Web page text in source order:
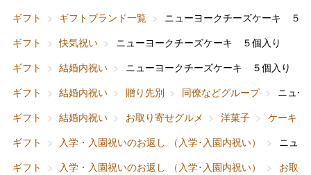
ギフト ギフトブランド一覧
ニューヨークチーズケーキ ５
ギフト
快気祝い
ニューヨークチーズケーキ ５個入り
ギフト
結婚内祝い
ニューヨークチーズケーキ ５個入り
ギフト
結婚内祝い 贈り先別 同僚などグループ
ニュ
ギフト
結婚内祝い お取り寄せグルメ 洋菓子
ケーキ
ギフト
入学・入園祝いのお返し （入学･入園内祝い）
ニュ
ギフト
入学・入園祝いのお返し （入学･入園内祝い）
お取